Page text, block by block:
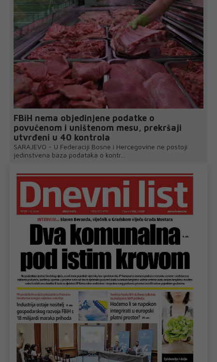
FBiH nema objedinjene podatke o
povučenom i uništenom mesu, prekršaji
utvrđeni u 40 kontrola
SARAJEVO - U Federaciji Bosne i Hercegovine ne postoji
jedinstvena baza podataka o kontr...